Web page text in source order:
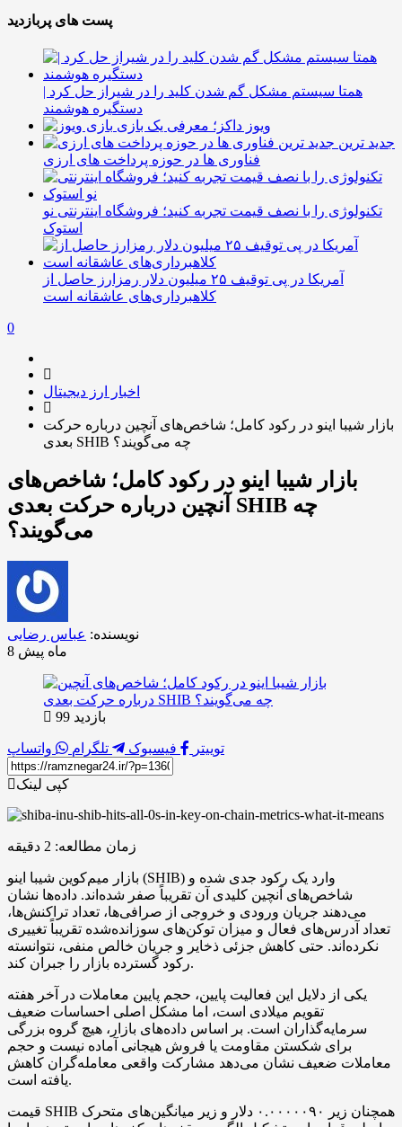
پست های پربازدید
همتا سیستم مشکل گم شدن کلید را در شیراز حل کرد |
دستگیره هوشمند
ویوز داکز؛ معرفی یک بازی
جدید ترین
فناوری ها در حوزه پرداخت های ارزی
تکنولوژی را با نصف قیمت تجربه کنید؛ فروشگاه اینترنتی نو
استوک
آمریکا در پی توقیف ۲۵ میلیون دلار رمزارز حاصل از
کلاهبرداری‌های عاشقانه است
0
اخبار ارز دیجیتال
بازار شیبا اینو در رکود کامل؛ شاخص‌های آنچین درباره حرکت
بعدی SHIB چه می‌گویند؟
بازار شیبا اینو در رکود کامل؛ شاخص‌های
آنچین درباره حرکت بعدی SHIB چه
می‌گویند؟
نویسنده: عباس رضایی
8 ماه پیش
بازدید 99
توییتر فیسبوک تلگرام واتساپ
کپی لینک
زمان مطالعه: 2 دقیقه
بازار میم‌کوین شیبا اینو (SHIB) وارد یک رکود جدی شده و
شاخص‌های آنچین کلیدی آن تقریباً صفر شده‌اند. داده‌ها نشان
می‌دهند جریان ورودی و خروجی از صرافی‌ها، تعداد تراکنش‌ها،
تعداد آدرس‌های فعال و میزان توکن‌های سوزانده‌شده تقریباً تغییری
نکرد‌ه‌اند. حتی کاهش جزئی ذخایر و جریان خالص منفی، نتوانسته
رکود گسترده بازار را جبران کند.
یکی از دلایل این فعالیت پایین، حجم پایین معاملات در آخر هفته
تقویم میلادی است، اما مشکل اصلی احساسات ضعیف
سرمایه‌گذاران است. بر اساس داده‌های بازار، هیچ گروه بزرگی
برای شکستن مقاومت یا فروش هیجانی آماده نیست و حجم
معاملات ضعیف نشان می‌دهد مشارکت واقعی معامله‌گران کاهش
یافته است.
قیمت SHIB همچنان زیر ۰.۰۰۰۰۰۹۰ دلار و زیر میانگین‌های متحرک